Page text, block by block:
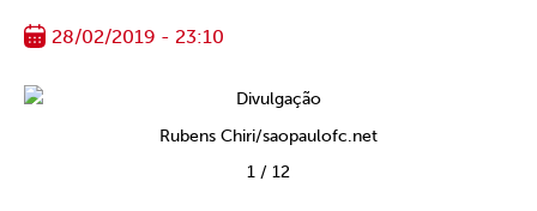
28/02/2019 - 23:10
Rubens Chiri/saopaulofc.net
1 / 12